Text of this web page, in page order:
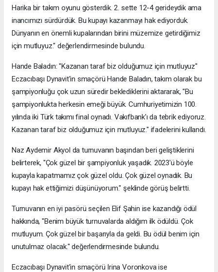
Harika bir takım oyunu gösterdik. 2. sette 12-4 gerideydik ama
inancımızı sürdürdük. Bu kupayı kazanmayı hak ediyorduk.
Dünyanın en önemli kupalarından birini müzemize getirdiğimiz
için mutluyuz." değerlendirmesinde bulundu.
Hande Baladın: "Kazanan taraf biz olduğumuz için mutluyuz"
Eczacıbaşı Dynavit'in smaçörü Hande Baladın, takım olarak bu
şampiyonluğu çok uzun süredir beklediklerini aktararak, "Bu
şampiyonlukta herkesin emeği büyük. Cumhuriyetimizin 100.
yılında iki Türk takımı final oynadı. Vakıfbank'ı da tebrik ediyoruz.
Kazanan taraf biz olduğumuz için mutluyuz." ifadelerini kullandı.
Naz Aydemir Akyol da turnuvanın başından beri geliştiklerini
belirterek, "Çok güzel bir şampiyonluk yaşadık. 2023'ü böyle
kupayla kapatmamız çok güzel oldu. Çok güzel oynadık. Bu
kupayı hak ettiğimizi düşünüyorum." şeklinde görüş belirtti.
Turnuvanın en iyi pasörü seçilen Elif Şahin ise kazandığı ödül
hakkında, "Benim büyük turnuvalarda aldığım ilk ödüldü. Çok
mutluyum. Çok güzel bir başarıyla da geldi. Bu ödül benim için
unutulmaz olacak." değerlendirmesinde bulundu.
Eczacıbaşı Dynavit'in smaçörü Irina Voronkova ise